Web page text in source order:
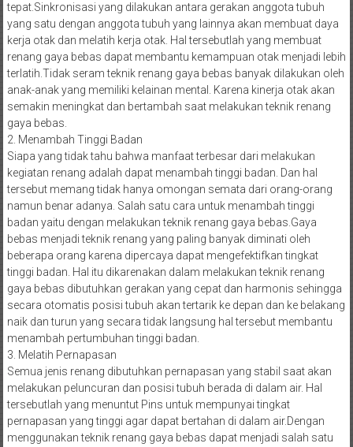
tepat.Sinkronisasi yang dilakukan antara gerakan anggota tubuh
yang satu dengan anggota tubuh yang lainnya akan membuat daya
kerja otak dan melatih kerja otak. Hal tersebutlah yang membuat
renang gaya bebas dapat membantu kemampuan otak menjadi lebih
terlatih.Tidak seram teknik renang gaya bebas banyak dilakukan oleh
anak-anak yang memiliki kelainan mental. Karena kinerja otak akan
semakin meningkat dan bertambah saat melakukan teknik renang
gaya bebas.
2. Menambah Tinggi Badan
Siapa yang tidak tahu bahwa manfaat terbesar dari melakukan
kegiatan renang adalah dapat menambah tinggi badan. Dan hal
tersebut memang tidak hanya omongan semata dari orang-orang
namun benar adanya. Salah satu cara untuk menambah tinggi
badan yaitu dengan melakukan teknik renang gaya bebas.Gaya
bebas menjadi teknik renang yang paling banyak diminati oleh
beberapa orang karena dipercaya dapat mengefektifkan tingkat
tinggi badan. Hal itu dikarenakan dalam melakukan teknik renang
gaya bebas dibutuhkan gerakan yang cepat dan harmonis sehingga
secara otomatis posisi tubuh akan tertarik ke depan dan ke belakang
naik dan turun yang secara tidak langsung hal tersebut membantu
menambah pertumbuhan tinggi badan.
3. Melatih Pernapasan
Semua jenis renang dibutuhkan pernapasan yang stabil saat akan
melakukan peluncuran dan posisi tubuh berada di dalam air. Hal
tersebutlah yang menuntut Pins untuk mempunyai tingkat
pernapasan yang tinggi agar dapat bertahan di dalam air.Dengan
menggunakan teknik renang gaya bebas dapat menjadi salah satu